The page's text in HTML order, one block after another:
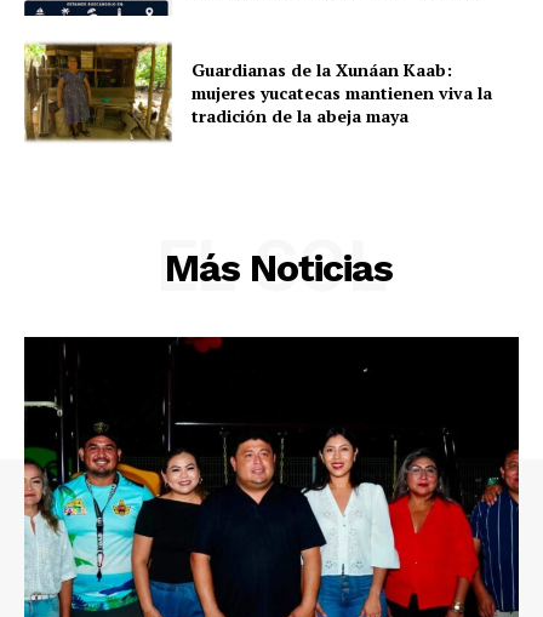
Guardianas de la Xunáan Kaab:
mujeres yucatecas mantienen viva la
tradición de la abeja maya
Más Noticias
EL SOL